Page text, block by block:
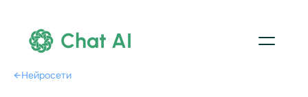
Chat AI
←Нейросети